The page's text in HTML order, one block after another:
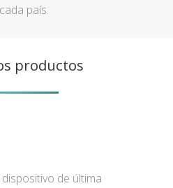
país.
productos
de última